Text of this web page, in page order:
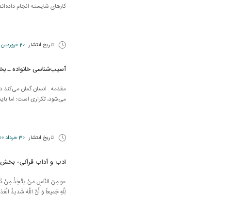
كارهاى شایسته انجام
تاریخ انتشار 20 فروردین 1401
آسیب‌شناسی خانواده ـ
مقدمه انسان گمان می‌کند
می‌شود، تکراری است؛ اما
تاریخ انتشار 30 خرداد 1400
ادب و آداب قرآنی-
«وَ مِنَ النَّاسِ مَنْ يَتَّخِذُ مِنْ دُونِ
لِلَّهِ جَميعاً وَ أَنَّ اللَّهَ شَديدُ